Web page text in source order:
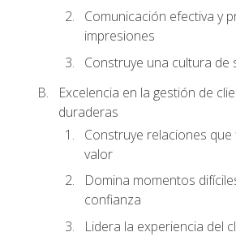
Comunicación efectiva y
impresiones
Construye una cultura de
Excelencia en la gestión de
duraderas
Construye relaciones que
valor
Domina momentos
confianza
Lidera la experiencia del